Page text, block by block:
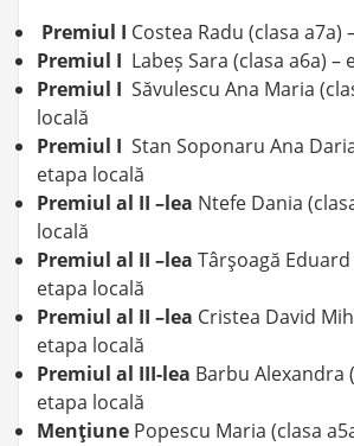
Premiul I Costea Radu (clasa a7a)
Premiul I Labeș Sara (clasa a6a) –
Premiul I Săvulescu Ana Maria
locală
Premiul I Stan Soponaru Ana
etapa locală
Premiul al II –lea Ntefe Dania
locală
Premiul al II –lea Târşoagă Eduard
etapa locală
Premiul al II –lea Cristea David
etapa locală
Premiul al III-lea Barbu Alexandra
etapa locală
Menţiune Popescu Maria (clasa